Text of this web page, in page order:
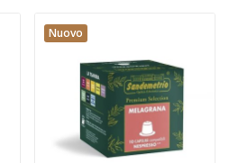
Nuovo